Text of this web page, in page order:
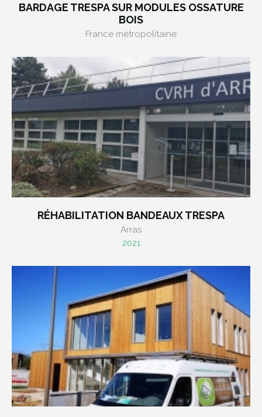
BARDAGE TRESPA SUR MODULES OSSATURE
BOIS
France métropolitaine
RÉHABILITATION BANDEAUX TRESPA
Arras
2021